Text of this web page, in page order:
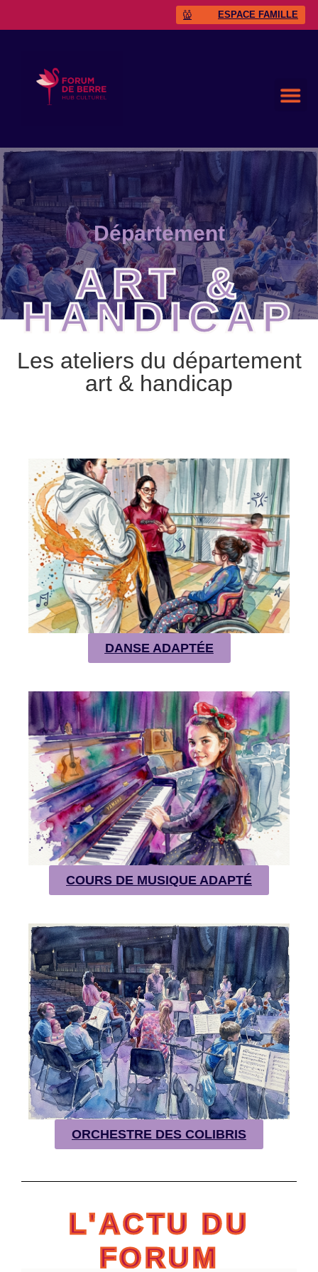
ESPACE FAMILLE
Département
ART &
HANDICAP
Les ateliers du département
art & handicap
DANSE ADAPTÉE
COURS DE MUSIQUE ADAPTÉ
ORCHESTRE DES COLIBRIS
L'ACTU DU
FORUM